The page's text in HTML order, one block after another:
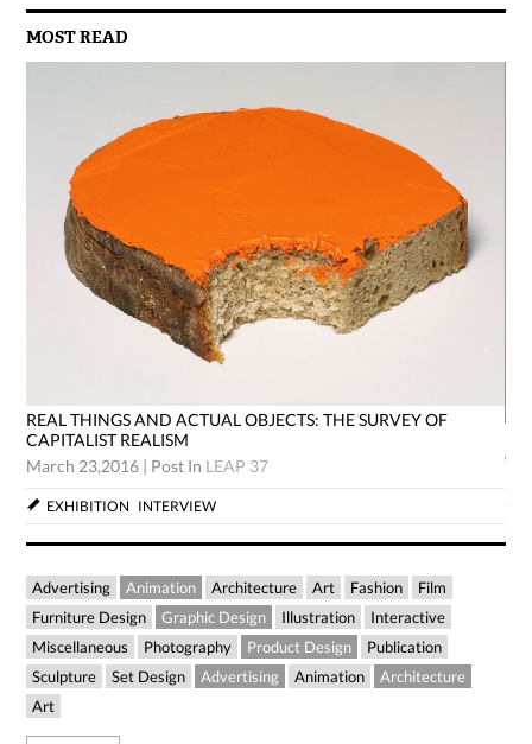
MOST READ
REAL THINGS AND ACTUAL OBJECTS: THE SURVEY OF
CAPITALIST REALISM
March 23,2016 | Post In LEAP 37
EXHIBITION INTERVIEW
Advertising Animation Architecture Art Fashion
Film
Furniture Design
Graphic Design Illustration
Interactive
Miscellaneous
Photography Product Design
Publication
Sculpture
Set Design Advertising Animation
Architecture
Art